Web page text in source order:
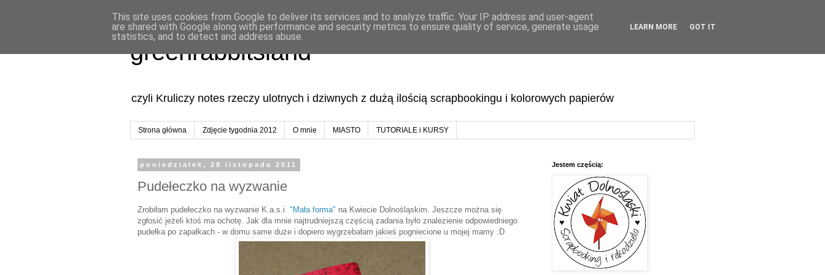
greenrabbitsland
czyli Kruliczy notes rzeczy ulotnych i dziwnych z dużą ilością scrapbookingu i kolorowych papierów
Strona główna Zdjęcie tygodnia 2012 O mnie MIASTO TUTORIALE i KURSY
poniedziałek, 28 listopada 2011
Pudełeczko na wyzwanie
Zrobiłam pudełeczko na wyzwanie K.a.s.i "Mała forma" na Kwiecie Dolnośląskim. Jeszcze można się
zgłosić jeżeli ktoś ma ochotę. Jak dla mnie najtrudniejszą częścią zadania było znalezienie odpowiedniego
pudełka po zapałkach - w domu same duże i dopiero wygrzebałam jakieś pogniecione u mojej mamy :D
Jestem częścią:
This site uses cookies from Google to deliver its services and to analyze traffic. Your IP address and user-agent
are shared with Google along with performance and security metrics to ensure quality of service, generate usage
statistics, and to detect and address abuse.
LEARN MORE GOT IT